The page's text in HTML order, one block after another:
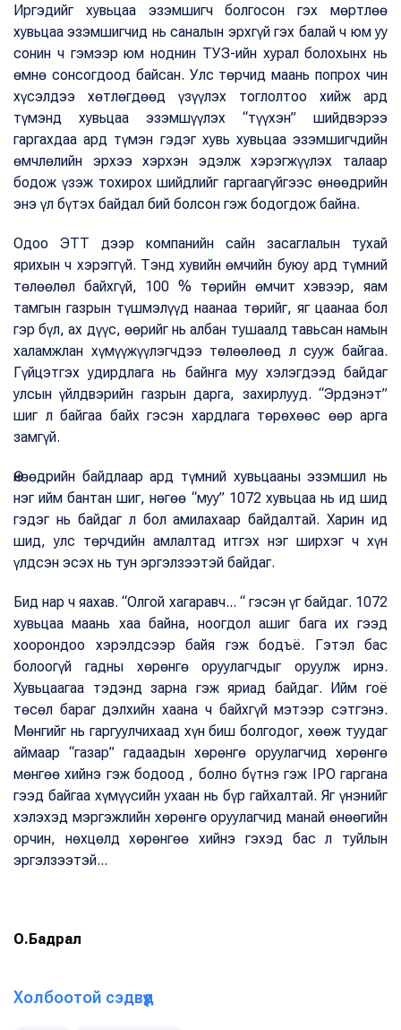
Иргэдийг хувьцаа эзэмшигч болгосон гэх мөртлөө
хувьцаа эзэмшигчид нь саналын эрхгүй гэх балай ч юм уу
сонин ч гэмээр юм ноднин ТУЗ-ийн хурал болохынх нь
өмнө сонсогдоод байсан. Улс төрчид маань попрох чин
хүсэлдээ хөтлөгдөөд үзүүлэх тоглолтоо хийж ард
түмэнд хувьцаа эзэмшүүлэх “түүхэн” шийдвэрээ
гаргахдаа ард түмэн гэдэг хувь хувьцаа эзэмшигчдийн
өмчлөлийн эрхээ хэрхэн эдэлж хэрэгжүүлэх талаар
бодож үзэж тохирох шийдлийг гаргаагүйгээс өнөөдрийн
энэ үл бүтэх байдал бий болсон гэж бодогдож байна.
Одоо ЭТТ дээр компанийн сайн засаглалын тухай
ярихын ч хэрэггүй. Тэнд хувийн өмчийн буюу ард түмний
төлөөлөл байхгүй, 100 % төрийн өмчит хэвээр, яам
тамгын газрын түшмэлүүд наанаа төрийг, яг цаанаа бол
гэр бүл, ах дүүс, өөрийг нь албан тушаалд тавьсан намын
халамжлан хүмүүжүүлэгчдээ төлөөлөөд л сууж байгаа.
Гүйцэтгэх удирдлага нь байнга муу хэлэгдээд байдаг
улсын үйлдвэрийн газрын дарга, захирлууд. “Эрдэнэт”
шиг л байгаа байх гэсэн хардлага төрөхөөс өөр арга
замгүй.
Өнөөдрийн байдлаар ард түмний хувьцааны эзэмшил нь
нэг ийм бантан шиг, нөгөө “муу” 1072 хувьцаа нь ид шид
гэдэг нь байдаг л бол амилахаар байдалтай. Харин ид
шид, улс төрчдийн амлалтад итгэх нэг ширхэг ч хүн
үлдсэн эсэх нь тун эргэлзээтэй байдаг.
Бид нар ч яахав. “Олгой хагаравч... “ гэсэн үг байдаг. 1072
хувьцаа маань хаа байна, ноогдол ашиг бага их гээд
хоорондоо хэрэлдсээр байя гэж бодъё. Гэтэл бас
болоогүй гадны хөрөнгө оруулагчдыг оруулж ирнэ.
Хувьцаагаа тэдэнд зарна гэж яриад байдаг. Ийм гоё
төсөл бараг дэлхийн хаана ч байхгүй мэтээр сэтгэнэ.
Мөнгийг нь гаргуулчихаад хүн биш болгодог, хөөж туудаг
аймаар “газар” гадаадын хөрөнгө оруулагчид хөрөнгө
мөнгөө хийнэ гэж бодоод , болно бүтнэ гэж IPO гаргана
гээд байгаа хүмүүсийн ухаан нь бүр гайхалтай. Яг үнэнийг
хэлэхэд мэргэжлийн хөрөнгө оруулагчид манай өнөөгийн
орчин, нөхцөлд хөрөнгөө хийнэ гэхэд бас л туйлын
эргэлзээтэй...
О.Бадрал
Холбоотой сэдвүүд